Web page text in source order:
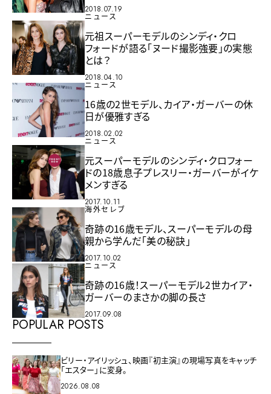
2018.07.19
ニュース
元祖スーパーモデルのシンディ・クロ
フォードが語る「ヌード撮影強要」の実態
とは？
2018.04.10
ニュース
16歳の2世モデル、カイア・ガーバーの休
日が優雅すぎる
2018.02.02
ニュース
元スーパーモデルのシンディ・クロフォー
ドの18歳息子プレスリー・ガーバーがイケ
メンすぎる
2017.10.11
海外セレブ
奇跡の16歳モデル、スーパーモデルの母
親から学んだ「美の秘訣」
2017.10.02
ニュース
奇跡の16歳！スーパーモデル2世カイア・
ガーバーのまさかの脚の長さ
2017.09.08
POPULAR POSTS
ビリー・アイリッシュ、映画『初主演』の現場写真をキャッチ
「エスター」に変身。
2026.08.08